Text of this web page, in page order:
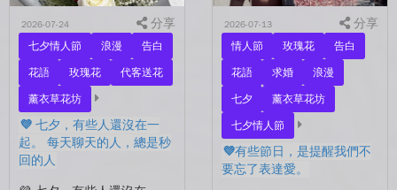
2026-07-24 分享
七夕情人節 浪漫
告白
花語
玫瑰花
代客送花
薰衣草花坊
💜 七夕，有些人還沒在一
起。 每天聊天的人，總是秒
回的人
2026-07-13 分享
情人節 玫瑰花
告白
花語
求婚
浪漫
七夕
薰衣草花坊
七夕情人節
💜有些節日，是提醒我們不
要忘了表達愛。